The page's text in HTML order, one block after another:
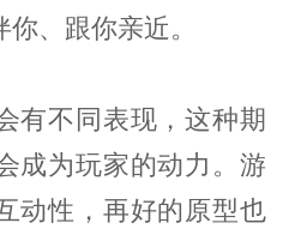
、跟你亲近。
有不同表现，这种期
成为玩家的动力。游
动性，再好的原型也